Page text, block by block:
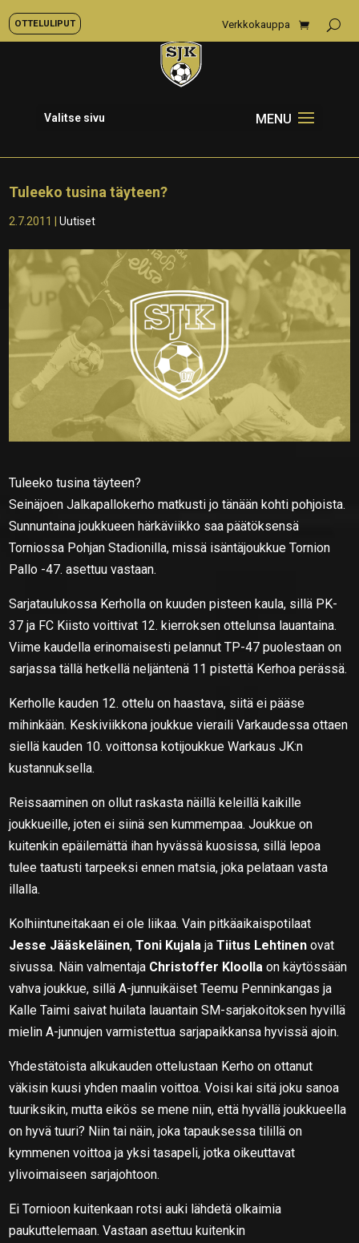
OTTELULIPUT Verkkokauppa
Valitse sivu
Tuleeko tusina täyteen?
2.7.2011 |Uutiset
Tuleeko tusina täyteen?
Seinäjoen Jalkapallokerho matkusti jo tänään kohti pohjoista.
Sunnuntaina joukkueen härkäviikko saa päätöksensä
Torniossa Pohjan Stadionilla, missä isäntäjoukkue Tornion
Pallo -47. asettuu vastaan.
Sarjataulukossa Kerholla on kuuden pisteen kaula, sillä PK-
37 ja FC Kiisto voittivat 12. kierroksen ottelunsa lauantaina.
Viime kaudella erinomaisesti pelannut TP-47 puolestaan on
sarjassa tällä hetkellä neljäntenä 11 pistettä Kerhoa perässä.
Kerholle kauden 12. ottelu on haastava, siitä ei pääse
mihinkään. Keskiviikkona joukkue vieraili Varkaudessa ottaen
siellä kauden 10. voittonsa kotijoukkue Warkaus JK:n
kustannuksella.
Reissaaminen on ollut raskasta näillä keleillä kaikille
joukkueille, joten ei siinä sen kummempaa. Joukkue on
kuitenkin epäilemättä ihan hyvässä kuosissa, sillä lepoa
tulee taatusti tarpeeksi ennen matsia, joka pelataan vasta
illalla.
Kolhiintuneitakaan ei ole liikaa. Vain pitkäaikaispotilaat
Jesse Jääskeläinen,Toni Kujala jaTiitus Lehtinen ovat
sivussa. Näin valmentaja Christoffer Kloolla on käytössään
vahva joukkue, sillä A-junnuikäiset Teemu Penninkangas ja
Kalle Taimi saivat huilata lauantain SM-sarjakoitoksen hyvillä
mielin A-junnujen varmistettua sarjapaikkansa hyvissä ajoin.
Yhdestätoista alkukauden ottelustaan Kerho on ottanut
väkisin kuusi yhden maalin voittoa. Voisi kai sitä joku sanoa
tuuriksikin, mutta eikös se mene niin, että hyvällä joukkueella
on hyvä tuuri? Niin tai näin, joka tapauksessa tilillä on
kymmenen voittoa ja yksi tasapeli, jotka oikeuttavat
ylivoimaiseen sarjajohtoon.
Ei Tornioon kuitenkaan rotsi auki lähdetä olkaimia
paukuttelemaan. Vastaan asettuu kuitenkin